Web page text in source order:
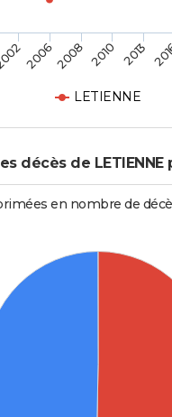
LETIENNE
20062008 2010 2013
décès de LETIENNE
en nombre de